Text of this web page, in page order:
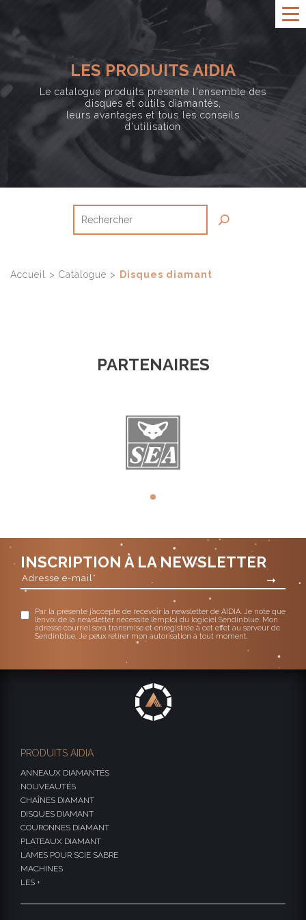
LES PRODUITS AIDIA
Le catalogue produits présente l'ensemble des
disques et outils diamantés,
leurs avantages et tous les conseils
d'utilisation
Accueil > Catalogue > Disques diamant
PARTENAIRES
INSCRIPTION À LA NEWSLETTER
Par la présente j’accepte de recevoir la newsletter de AIDIA. Je note que
l’envoi de la newsletter nécessite l’emploi du logiciel Sendinblue. Mon
adresse courriel sera transmise et enregistrée à cet effet au serveur de
Sendinblue. Je peux retirer mon autorisation à tout moment.
PRODUITS AIDIA
ANNEAUX DIAMANTÉS
NOUVEAUTÉS
CHAÎNES DIAMANT
DISQUES DIAMANT
COURONNES DIAMANT
PLATEAUX DIAMANT
LAMES POUR SCIE SABRE
MACHINES
LES +